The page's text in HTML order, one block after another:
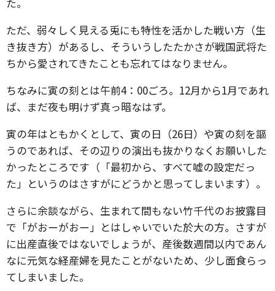
ただ、弱々しく見える兎にも特性を活かした戦い方（生
き抜き方）があるし、そういうしたたかさが戦国武将た
ちから愛されてきたことも忘れてはなりません。
ちなみに寅の刻とは午前4：00ごろ。12月から1月であれ
ば、まだ夜も明けず真っ暗なはず。
寅の年はともかくとして、寅の日（26日）や寅の刻を謳
うのであれば、その辺りの演出も抜かりなくお願いした
かったところです（「最初から、すべて嘘の設定だっ
た」というのはさすがにどうかと思ってしまいます）。
さらに余談ながら、生まれて間もない竹千代のお披露目
で「がおーがおー」とはしゃいでいた於大の方。さすが
に出産直後ではないでしょうが、産後数週間以内であん
なに元気な経産婦を見たことがないため、少し面食らっ
てしまいました。